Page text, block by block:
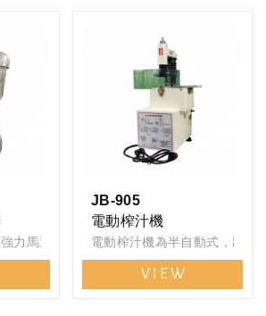
力馬達，無論是軟質、硬質水果皆可輕鬆
JB-905
電動榨汁機
電動榨汁機為半自動式，將切
VIEW